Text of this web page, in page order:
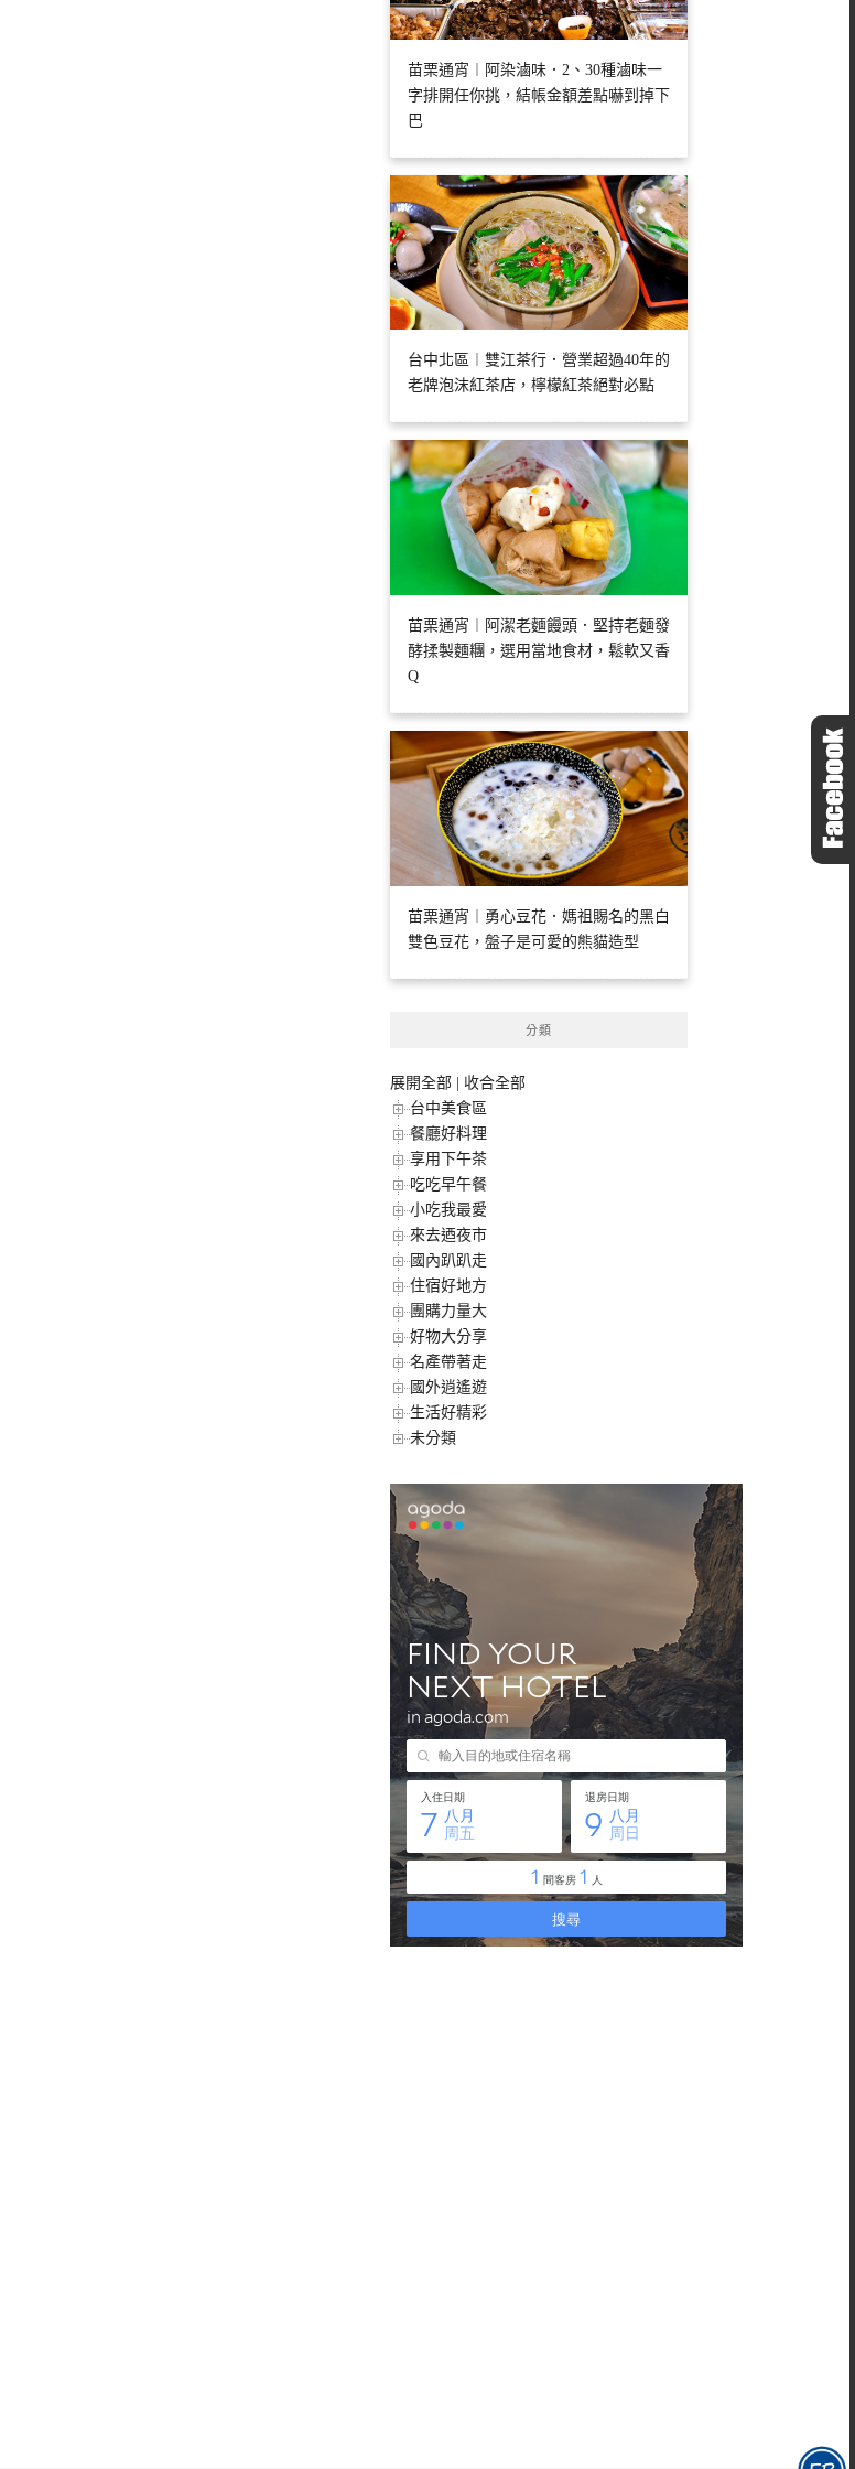
苗栗通宵︱阿染滷味．2、30種滷味一
字排開任你挑，結帳金額差點嚇到掉下
巴
台中北區︱雙江茶行．營業超過40年的
老牌泡沫紅茶店，檸檬紅茶絕對必點
苗栗通宵︱阿潔老麵饅頭．堅持老麵發
酵揉製麵糰，選用當地食材，鬆軟又香
Q
苗栗通宵︱勇心豆花．媽祖賜名的黑白
雙色豆花，盤子是可愛的熊貓造型
分類
展開全部
收合全部
台中美食區
餐廳好料理
享用下午茶
吃吃早午餐
小吃我最愛
來去迺夜市
國內趴趴走
住宿好地方
團購力量大
好物大分享
名產帶著走
國外逍遙遊
生活好精彩
未分類